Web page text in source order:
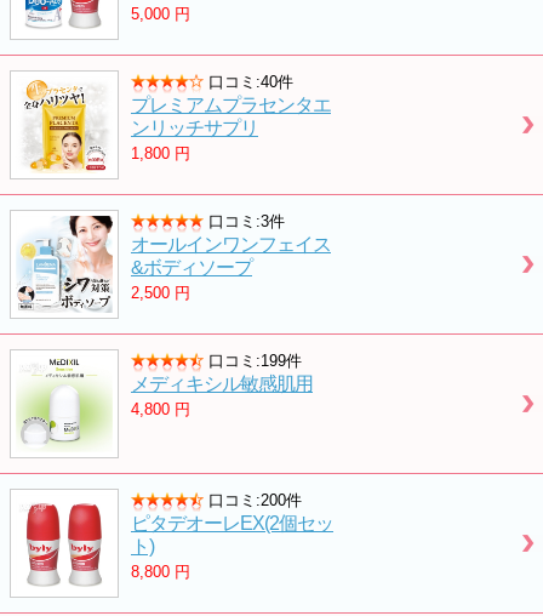
5,000 円
口コミ:40件
プレミアムプラセンタエ
ンリッチサプリ
1,800 円
口コミ:3件
オールインワンフェイス
&ボディソープ
2,500 円
口コミ:199件
メディキシル敏感肌用
4,800 円
口コミ:200件
ピタデオーレEX(2個セッ
ト)
8,800 円